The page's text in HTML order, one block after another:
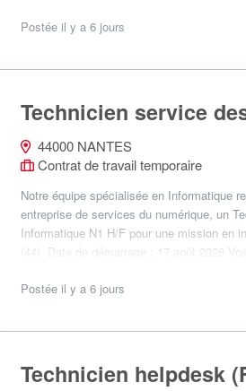
Postée il y a 6 jours
Technicien service
44000 NANTES
Contrat de travail temporaire
Notre équipe spécialisée en Informatique
entreprise de services du numérique, un
Informatique N1 H/F pour une mission en
(44). Date de démarrage : 17 août 2026
Postée il y a 6 jours
Technicien helpdesk